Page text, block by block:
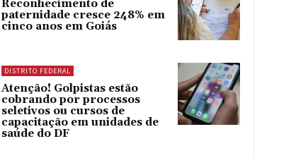
Reconhecimento de
paternidade cresce 248% em
cinco anos em Goiás
DISTRITO FEDERAL
Atenção! Golpistas estão
cobrando por processos
seletivos ou cursos de
capacitação em unidades de
saúde do DF